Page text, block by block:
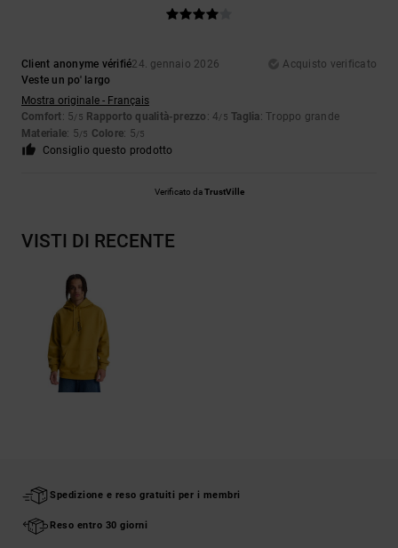
Client anonyme vérifié24. gennaio 2026
Acquisto verificato
Veste un po' largo
Mostra originale - Français
Comfort: 5/5 Rapporto qualità-prezzo : 4/5 Taglia: Troppo grande
Materiale: 5/5 Colore: 5/5
Consiglio questo prodotto
Verificato daTrustVille
VISTI DI RECENTE
Spedizione e reso gratuiti per i membri
Reso entro 30 giorni